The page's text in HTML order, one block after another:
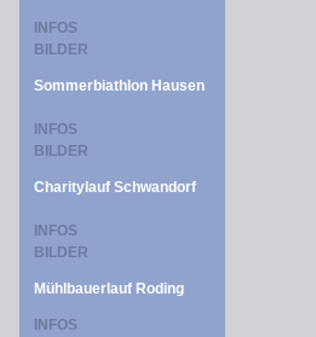
INFOS
BILDER
Sommerbiathlon Hausen
INFOS
BILDER
Charitylauf Schwandorf
INFOS
BILDER
Mühlbauerlauf Roding
INFOS